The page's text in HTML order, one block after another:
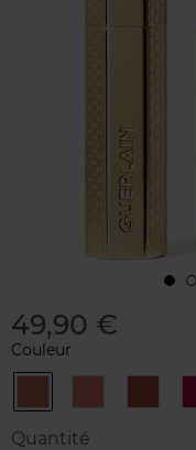
49,90 €
Couleur
BLOOMING
LILY
DAISY PETAL
Quantité